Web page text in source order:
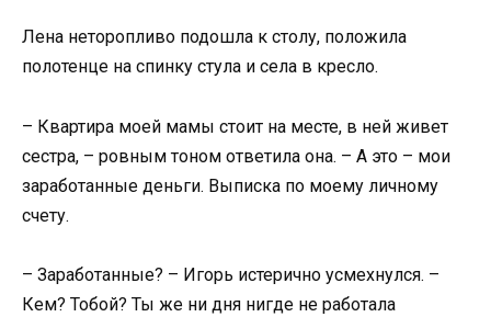
Лена неторопливо подошла к столу, положила
полотенце на спинку стула и села в кресло.
– Квартира моей мамы стоит на месте, в ней живет
сестра, – ровным тоном ответила она. – А это – мои
заработанные деньги. Выписка по моему личному
счету.
– Заработанные? – Игорь истерично усмехнулся. –
Кем? Тобой? Ты же ни дня нигде не работала